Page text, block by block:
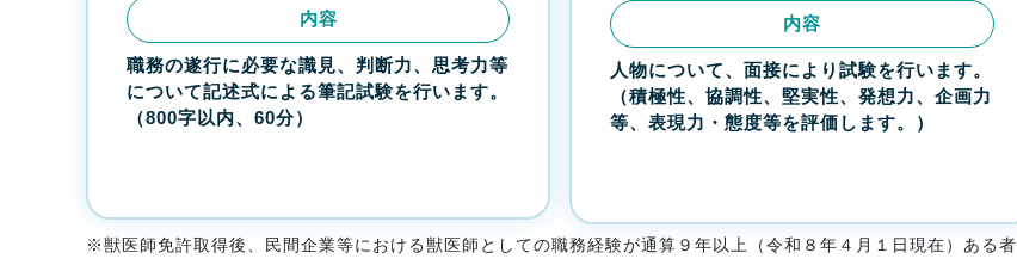
内容
職務の遂行に必要な識見、判断力、思考力等
について記述式による筆記試験を行います。
（800字以内、60分）
内容
人物について、面接により試験を行います。
（積極性、協調性、堅実性、発想力、企画力
等、表現力・態度等を評価します。）
※獣医師免許取得後、民間企業等における獣医師としての職務経験が通算９年以上（令和８年４月１日現在）ある者